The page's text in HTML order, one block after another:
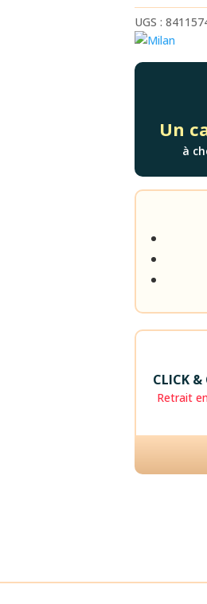
UGS :
Un
à
CLICK &
Retrait